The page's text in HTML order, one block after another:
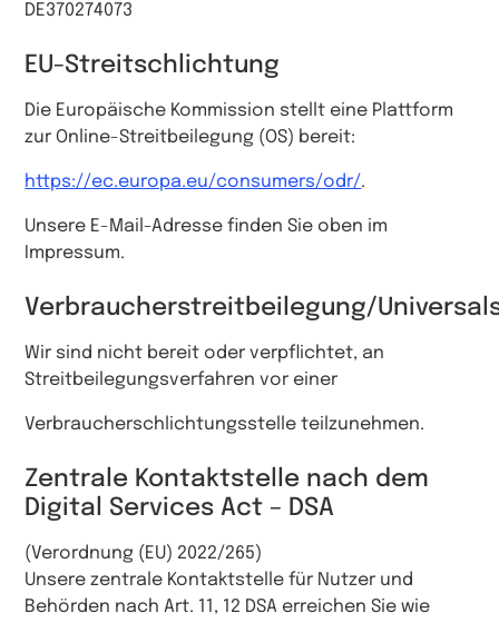
DE370274073
EU-Streitschlichtung
Die Europäische Kommission stellt eine Plattform
zur Online-Streitbeilegung (OS) bereit:
https://ec.europa.eu/consumers/odr/.
Unsere E-Mail-Adresse finden Sie oben im
Impressum.
Verbraucherstreitbeilegung/
Wir sind nicht bereit oder verpflichtet, an
Streitbeilegungsverfahren vor einer
Verbraucherschlichtungsstelle teilzunehmen.
Zentrale Kontaktstelle nach dem
Digital Services Act – DSA
(Verordnung (EU) 2022/265)
Unsere zentrale Kontaktstelle für Nutzer und
Behörden nach Art. 11, 12 DSA erreichen Sie wie